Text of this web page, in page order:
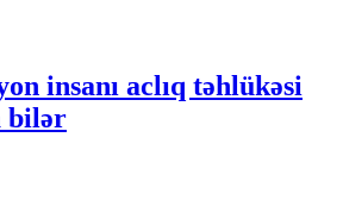
insanı aclıq təhlükəsi
bilər